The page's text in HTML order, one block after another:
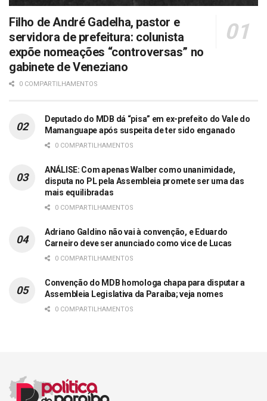
Filho de André Gadelha, pastor e
servidora de prefeitura: colunista
expõe nomeações “controversas” no
gabinete de Veneziano
0 COMPARTILHAMENTOS
Deputado do MDB dá “pisa” em ex-prefeito do Vale do
Mamanguape após suspeita de ter sido enganado
0 COMPARTILHAMENTOS
ANÁLISE: Com apenas Walber como unanimidade,
disputa no PL pela Assembleia promete ser uma das
mais equilibradas
0 COMPARTILHAMENTOS
Adriano Galdino não vai à convenção, e Eduardo
Carneiro deve ser anunciado como vice de Lucas
0 COMPARTILHAMENTOS
Convenção do MDB homologa chapa para disputar a
Assembleia Legislativa da Paraíba; veja nomes
0 COMPARTILHAMENTOS